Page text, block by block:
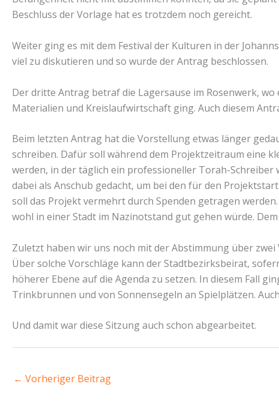
Beschluss der Vorlage hat es trotzdem noch gereicht.
Weiter ging es mit dem Festival der Kulturen in der
viel zu diskutieren und so wurde der Antrag beschlossen.
Der dritte Antrag betraf die Lagersause im Rosenwerk,
Materialien und Kreislaufwirtschaft ging. Auch diesem
Beim letzten Antrag hat die Vorstellung etwas länger
schreiben. Dafür soll während dem Projektzeitraum eine
werden, in der täglich ein professioneller Torah-
dabei als Anschub gedacht, um bei den für den
soll das Projekt vermehrt durch Spenden getragen
wohl in einer Stadt im Nazinotstand gut gehen würde.
Zuletzt haben wir uns noch mit der Abstimmung über
Über solche Vorschläge kann der Stadtbezirksbeirat,
höherer Ebene auf die Agenda zu setzen. In diesem Fall
Trinkbrunnen und von Sonnensegeln an Spielplätzen.
Und damit war diese Sitzung auch schon abgearbeitet.
← Vorheriger Beitrag